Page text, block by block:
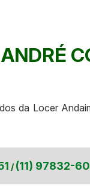
da Locer
/ (11) 97832-